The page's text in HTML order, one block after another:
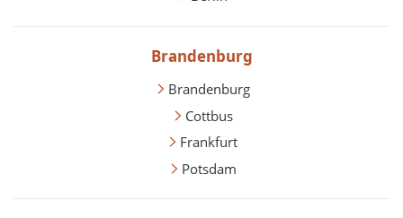
Brandenburg
Brandenburg
Cottbus
Frankfurt
Potsdam